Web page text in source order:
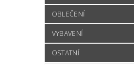
OBLEČENÍ
VYBAVENÍ
OSTATNÍ